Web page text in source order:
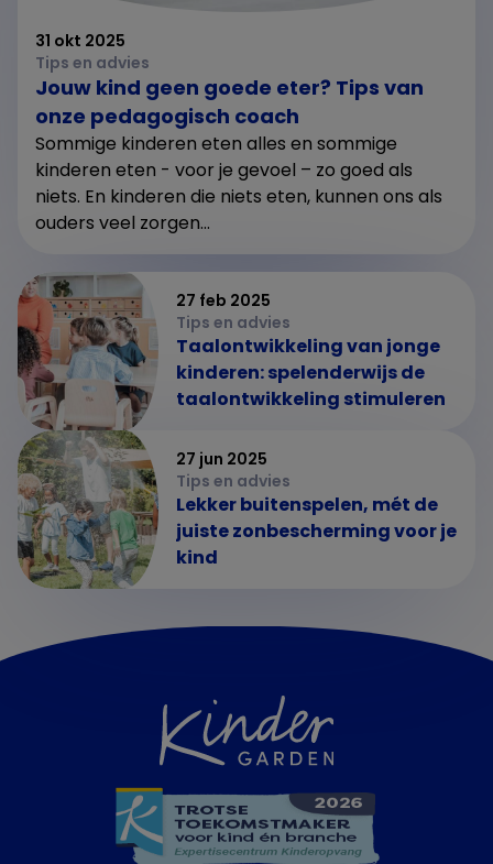
31 okt 2025
Tips en advies
Jouw kind geen goede eter? Tips van
onze pedagogisch coach
Sommige kinderen eten alles en sommige
kinderen eten - voor je gevoel – zo goed als
niets. En kinderen die niets eten, kunnen ons als
ouders veel zorgen...
27 feb 2025
Tips en advies
Taalontwikkeling van jonge
kinderen: spelenderwijs de
taalontwikkeling stimuleren
27 jun 2025
Tips en advies
Lekker buitenspelen, mét de
juiste zonbescherming voor je
kind